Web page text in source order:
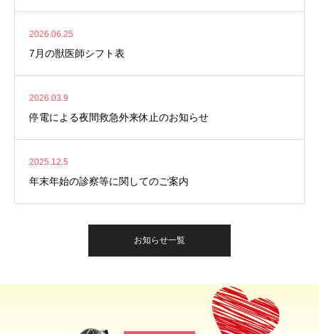
2026.06.25
7月の獣医師シフト表
2026.03.9
停電による夜間救急外来休止のお知らせ
2025.12.5
年末年始の診察等に関してのご案内
お知らせ一覧